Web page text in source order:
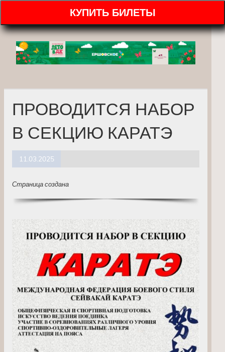
КУПИТЬ БИЛЕТЫ
ПРОВОДИТСЯ НАБОР
В СЕКЦИЮ КАРАТЭ
11.03.2025
Страница создана